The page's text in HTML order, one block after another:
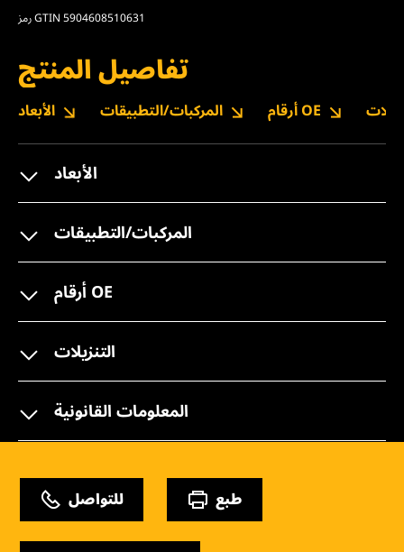
رمز GTIN 5904608510631
تفاصيل المنتج
الأبعاد المركبات/التطبيقات أرقام OE
الأبعاد
المركبات/التطبيقات
أرقام OE
التنزيلات
المعلومات القانونية
للتواصل طبع